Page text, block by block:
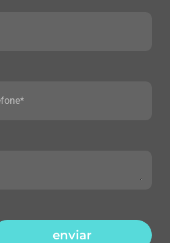
enviar